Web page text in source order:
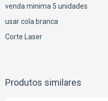
venda minima 5 unidades
usar cola branca
Corte Laser
Produtos similares